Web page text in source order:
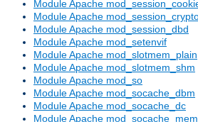
Module Apache
Module Apache
Module Apache mod_session_dbd
Module Apache mod_setenvif
Module Apache mod_slotmem_plain
Module Apache mod_slotmem_shm
Module Apache mod_so
Module Apache mod_socache_dbm
Module Apache mod_socache_dc
Module Apache